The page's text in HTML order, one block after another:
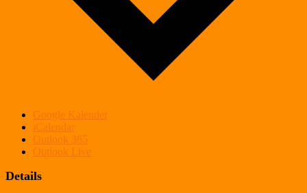
Google Kalender
iCalendar
Outlook 365
Outlook Live
Details